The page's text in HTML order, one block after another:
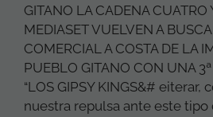
GITANO LA CADENA CUATRO
MEDIASET VUELVEN A
COMERCIAL A COSTA DE LA
PUEBLO GITANO CON UNA
“LOS GIPSY KINGS&# eiterar,
nuestra repulsa ante este